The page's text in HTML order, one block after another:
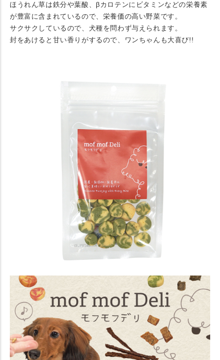
ほうれん草は鉄分や葉酸、βカロテンにビタミンなどの栄養素
が豊富に含まれているので、栄養価の高い野菜です。
サクサクしているので、犬種を問わず与えられます。
封をあけると甘い香りがするので、ワンちゃんも大喜び!!